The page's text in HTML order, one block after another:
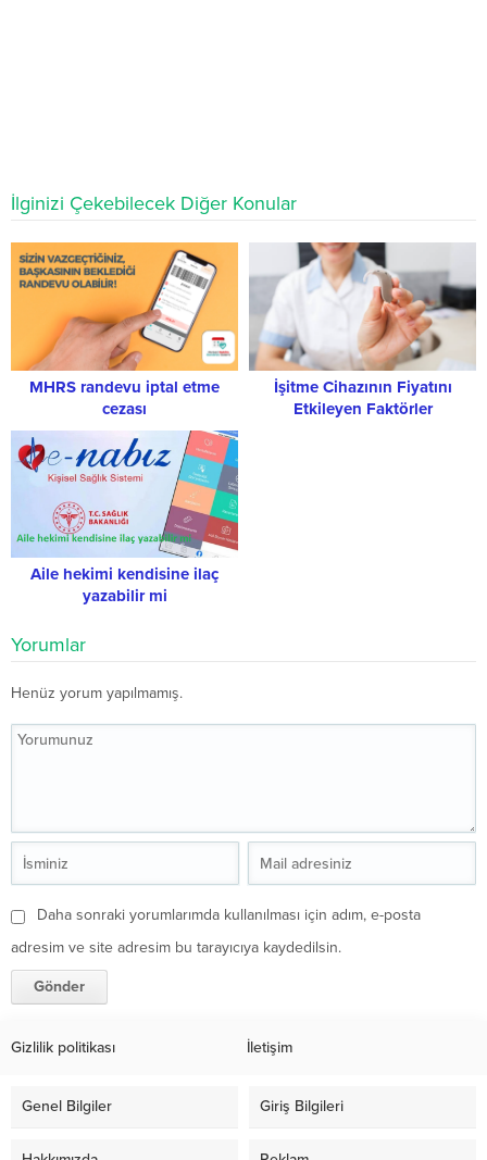
İlginizi Çekebilecek Diğer Konular
MHRS randevu iptal etme
cezası
İşitme Cihazının Fiyatını
Etkileyen Faktörler
Aile hekimi kendisine ilaç
yazabilir mi
Yorumlar
Henüz yorum yapılmamış.
Daha sonraki yorumlarımda kullanılması için adım, e-posta
adresim ve site adresim bu tarayıcıya kaydedilsin.
Gizlilik politikası İletişim
Genel Bilgiler Giriş Bilgileri